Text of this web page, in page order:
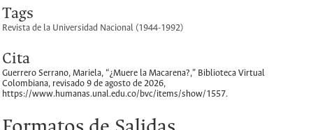
Tags
Revista de la Universidad Nacional (1944-1992)
Cita
Guerrero Serrano, Mariela, “¿Muere la Macarena?,” Biblioteca Virtual
Colombiana, revisado 9 de agosto de 2026,
https://www.humanas.unal.edu.co/bvc/items/show/1557.